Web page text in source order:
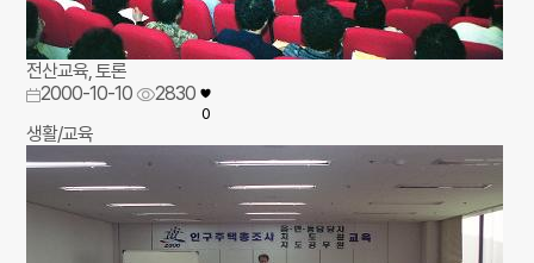
전산교육, 토론
2000-10-10
2830
0
생활/교육